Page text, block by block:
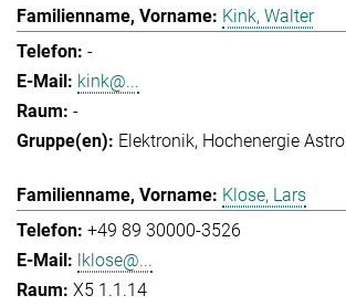
Kink, Walter
-
kink@...
-
Elektronik Hochenergie
Klose, Lars
+49 89 30000-3526
lklose@...
X5 1.1.14